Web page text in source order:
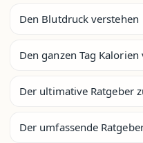
Den Blutdruck verstehen
Den ganzen Tag
Der ultimative Ratgeber
Der umfassende